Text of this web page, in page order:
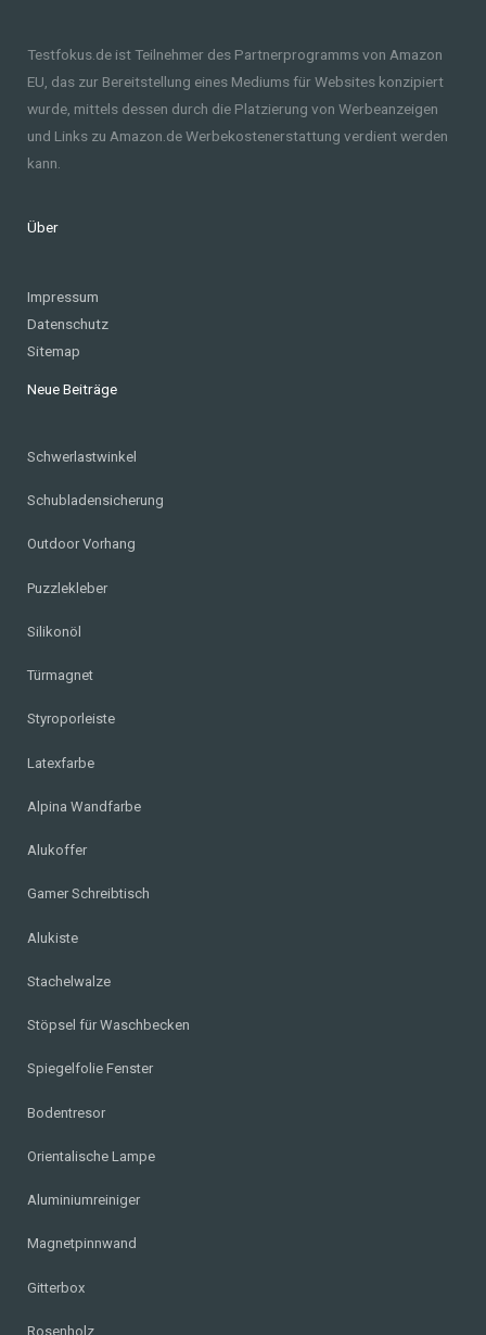
Testfokus.de ist Teilnehmer des Partnerprogramms von Amazon
EU, das zur Bereitstellung eines Mediums für Websites konzipiert
wurde, mittels dessen durch die Platzierung von Werbeanzeigen
und Links zu Amazon.de Werbekostenerstattung verdient werden
kann.
Über
Impressum
Datenschutz
Sitemap
Neue Beiträge
Schwerlastwinkel
Schubladensicherung
Outdoor Vorhang
Puzzlekleber
Silikonöl
Türmagnet
Styroporleiste
Latexfarbe
Alpina Wandfarbe
Alukoffer
Gamer Schreibtisch
Alukiste
Stachelwalze
Stöpsel für Waschbecken
Spiegelfolie Fenster
Bodentresor
Orientalische Lampe
Aluminiumreiniger
Magnetpinnwand
Gitterbox
Rosenholz